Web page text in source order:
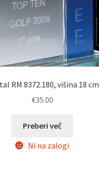
RM 8372.180, višina 18 cm
€35.00
Preberi več
Ni na zalogi